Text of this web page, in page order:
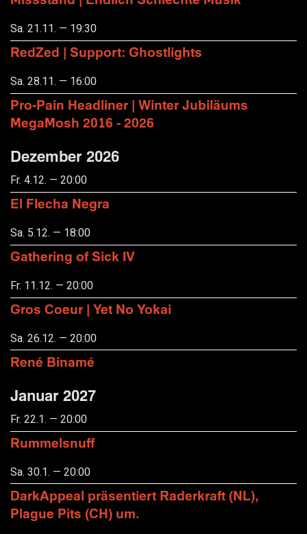
Sa. 21.11. — 19:30
RedZed | Support: Ghostlights
Sa. 28.11. — 16:00
Pro-Pain Headliner | Winter Jubiläums
MegaMosh 2016 - 2026
Dezember 2026
Fr. 4.12. — 20:00
El Flecha Negra
Sa. 5.12. — 18:00
Gathering of Sick IV
Fr. 11.12. — 20:00
Gros Coeur | Yet No Yokai
Sa. 26.12. — 20:00
René Binamé
Januar 2027
Fr. 22.1. — 20:00
Rummelsnuff
Sa. 30.1. — 20:00
DarkAppeal präsentiert Raderkraft (NL),
Plague Pits (CH) um.